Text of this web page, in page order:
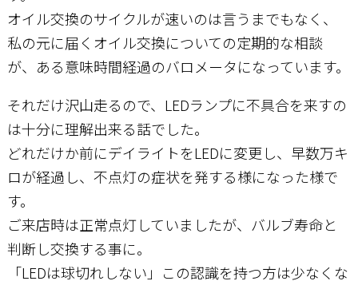
オイル交換のサイクルが速いのは言うまでもなく、
私の元に届くオイル交換についての定期的な相談
が、ある意味時間経過のバロメータになっています。
それだけ沢山走るので、LEDランプに不具合を来すの
は十分に理解出来る話でした。
どれだけか前にデイライトをLEDに変更し、早数万キ
ロが経過し、不点灯の症状を発する様になった様で
す。
ご来店時は正常点灯していましたが、バルブ寿命と
判断し交換する事に。
「LEDは球切れしない」この認識を持つ方は少なくな